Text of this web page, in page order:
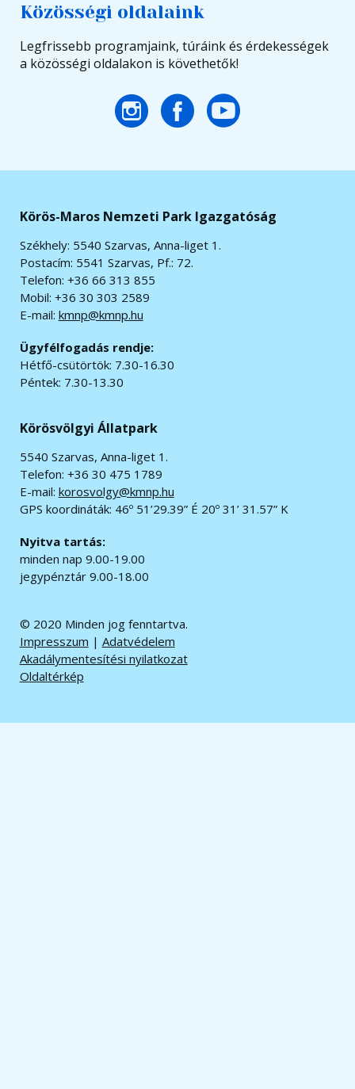
Közösségi oldalaink
Legfrissebb programjaink, túráink és érdekességek
a közösségi oldalakon is követhetők!
Körös-Maros Nemzeti Park Igazgatóság
Székhely: 5540 Szarvas, Anna-liget 1.
Postacím: 5541 Szarvas, Pf.: 72.
Telefon: +36 66 313 855
Mobil: +36 30 303 2589
E-mail: kmnp@kmnp.hu
Ügyfélfogadás rendje:
Hétfő-csütörtök: 7.30-16.30
Péntek: 7.30-13.30
Körösvölgyi Állatpark
5540 Szarvas, Anna-liget 1.
Telefon: +36 30 475 1789
E-mail: korosvolgy@kmnp.hu
GPS koordináták: 46º 51’29.39” É 20º 31’ 31.57” K
Nyitva tartás:
minden nap 9.00-19.00
jegypénztár 9.00-18.00
© 2020 Minden jog fenntartva.
Impresszum | Adatvédelem
Akadálymentesítési nyilatkozat
Oldaltérkép